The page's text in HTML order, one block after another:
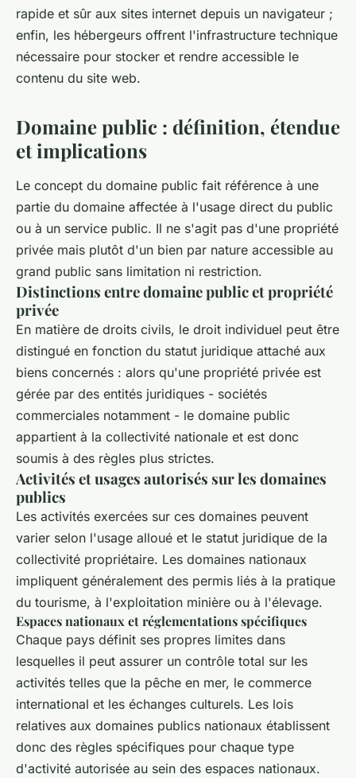
rapide et sûr aux sites internet depuis un navigateur ;
enfin, les hébergeurs offrent l'infrastructure technique
nécessaire pour stocker et rendre accessible le
contenu du site web.
Domaine public : définition, étendue
et implications
Le concept du domaine public fait référence à une
partie du domaine affectée à l'usage direct du public
ou à un service public. Il ne s'agit pas d'une propriété
privée mais plutôt d'un bien par nature accessible au
grand public sans limitation ni restriction.
Distinctions entre domaine public et propriété
privée
En matière de droits civils, le droit individuel peut être
distingué en fonction du statut juridique attaché aux
biens concernés : alors qu'une propriété privée est
gérée par des entités juridiques - sociétés
commerciales notamment - le domaine public
appartient à la collectivité nationale et est donc
soumis à des règles plus strictes.
Activités et usages autorisés sur les domaines
publics
Les activités exercées sur ces domaines peuvent
varier selon l'usage alloué et le statut juridique de la
collectivité propriétaire. Les domaines nationaux
impliquent généralement des permis liés à la pratique
du tourisme, à l'exploitation minière ou à l'élevage.
Espaces nationaux et réglementations spécifiques
Chaque pays définit ses propres limites dans
lesquelles il peut assurer un contrôle total sur les
activités telles que la pêche en mer, le commerce
international et les échanges culturels. Les lois
relatives aux domaines publics nationaux établissent
donc des règles spécifiques pour chaque type
d'activité autorisée au sein des espaces nationaux.